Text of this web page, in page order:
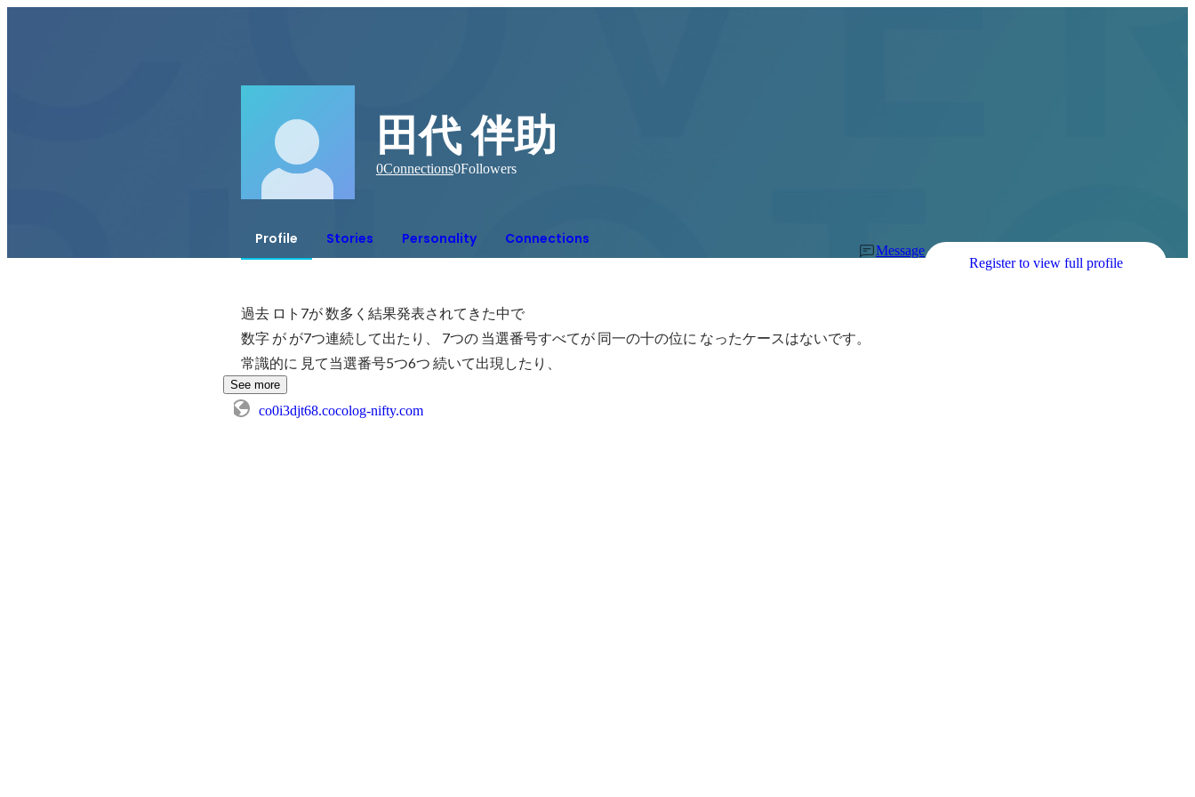
田代 伴助
0Connections0Followers
Profile Stories Personality Connections
Message
Register to view full profile
過去 ロト7が 数多く結果発表されてきた中で
数字 が が7つ連続して出たり、 7つの 当選番号すべてが 同一の十の位に なったケースはないです。
常識的に 見て当選番号5つ6つ 続いて出現したり、
See more
co0i3djt68.cocolog-nifty.com